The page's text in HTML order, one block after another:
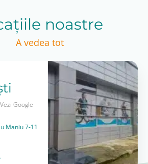
noastre
A vedea tot
Google
Maniu 7-11